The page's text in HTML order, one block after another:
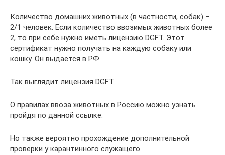
Количество домашних животных (в частности, собак) –
2/1 человек. Если количество ввозимых животных более
2, то при себе нужно иметь лицензию DGFT. Этот
сертификат нужно получать на каждую собаку или
кошку. Он выдается в РФ.
Так выглядит лицензия DGFT
О правилах ввоза животных в Россию можно узнать
пройдя по данной ссылке.
Но также вероятно прохождение дополнительной
проверки у карантинного служащего.